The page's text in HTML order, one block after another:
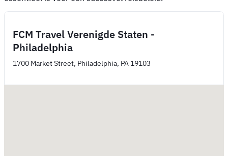
FCM Travel Verenigde Staten -
Philadelphia
1700 Market Street, Philadelphia, PA 19103